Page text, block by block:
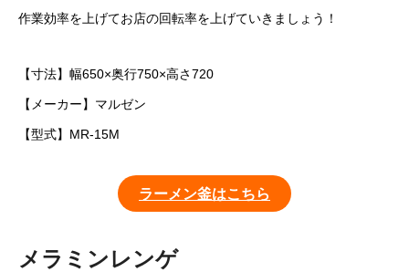
作業効率を上げてお店の回転率を上げていきましょう！
【寸法】幅650×奥行750×高さ720
【メーカー】マルゼン
【型式】MR-15M
ラーメン釜はこちら
メラミンレンゲ